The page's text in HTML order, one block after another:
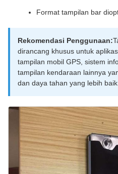
Format tampilan bar
Rekomendasi Penggunaan:
dirancang khusus untuk
tampilan mobil GPS, sistem
tampilan kendaraan lainnya
dan daya tahan yang lebih baik.